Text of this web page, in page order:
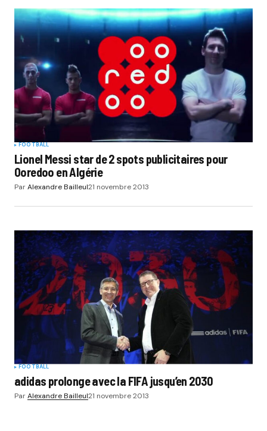
FOOTBALL
Lionel Messi star de 2 spots publicitaires pour
Ooredoo en Algérie
ParAlexandre Bailleul21 novembre 2013
FOOTBALL
adidas prolonge avec la FIFA jusqu’en 2030
ParAlexandre Bailleul21 novembre 2013